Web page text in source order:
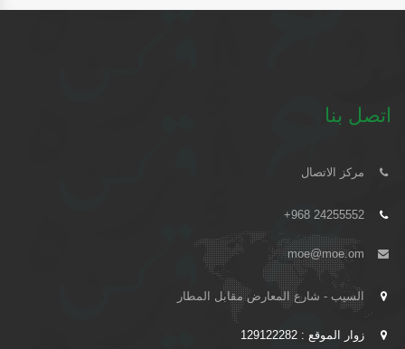
اتصل بنا
مركز الاتصال
+968 24255552
moe@moe.om
السيب - شارع المعارض مقابل المطار
زوار الموقع : 129122282